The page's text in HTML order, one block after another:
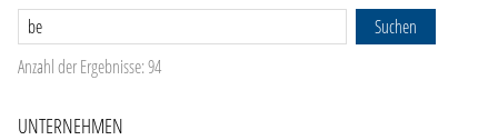
Suchen
Anzahl der Ergebnisse: 94
UNTERNEHMEN